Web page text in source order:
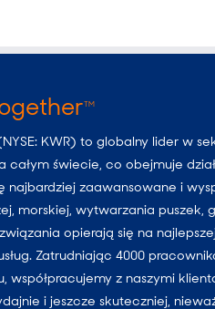
TM
KWR) to globalny lider w
całym świecie, co obejmuje
najbardziej zaawansowane i
morskiej, wytwarzania
opierają się na
Zatrudniając 4000
współpracujemy z naszymi
i jeszcze skuteczniej,